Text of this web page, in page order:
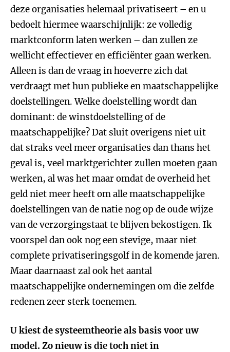
deze organisaties helemaal privatiseert – en u
bedoelt hiermee waarschijnlijk: ze volledig
marktconform laten werken – dan zullen ze
wellicht effectiever en efficiënter gaan werken.
Alleen is dan de vraag in hoeverre zich dat
verdraagt met hun publieke en maatschappelijke
doelstellingen. Welke doelstelling wordt dan
dominant: de winstdoelstelling of de
maatschappelijke? Dat sluit overigens niet uit
dat straks veel meer organisaties dan thans het
geval is, veel marktgerichter zullen moeten gaan
werken, al was het maar omdat de overheid het
geld niet meer heeft om alle maatschappelijke
doelstellingen van de natie nog op de oude wijze
van de verzorgingstaat te blijven bekostigen. Ik
voorspel dan ook nog een stevige, maar niet
complete privatiseringsgolf in de komende jaren.
Maar daarnaast zal ook het aantal
maatschappelijke ondernemingen om die zelfde
redenen zeer sterk toenemen.
U kiest de systeemtheorie als basis voor uw
model. Zo nieuw is die toch niet in